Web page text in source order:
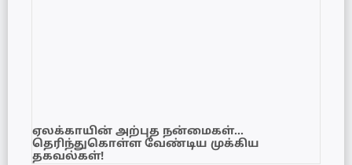
ஏலக்காயின் அற்புத நன்மைகள்…
தெரிந்துகொள்ள வேண்டிய முக்கிய
தகவல்கள்!